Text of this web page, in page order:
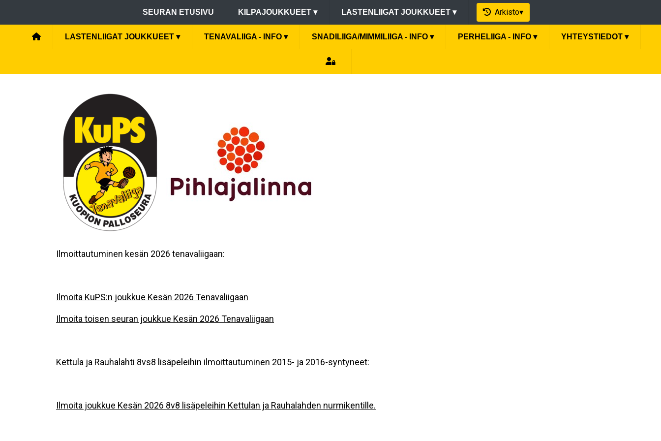
SEURAN ETUSIVU KILPAJOUKKUEET ▾ LASTENLIIGAT JOUKKUEET ▾ Arkisto▾
LASTENLIIGAT JOUKKUEET ▾ TENAVALIIGA - INFO ▾ SNADILIIGA/MIMMILIIGA - INFO ▾ PERHELIIGA - INFO ▾ YHTEYSTIEDOT ▾
Ilmoittautuminen kesän 2026 tenavaliigaan:
Ilmoita KuPS:n joukkue Kesän 2026 Tenavaliigaan
Ilmoita toisen seuran joukkue Kesän 2026 Tenavaliigaan
Kettula ja Rauhalahti 8vs8 lisäpeleihin ilmoittautuminen 2015- ja 2016-syntyneet:
Ilmoita joukkue Kesän 2026 8v8 lisäpeleihin Kettulan ja Rauhalahden nurmikentille.